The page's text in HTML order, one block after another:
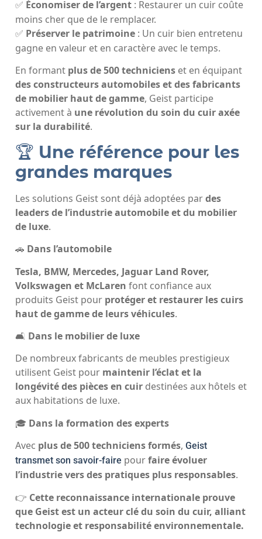
✅ Économiser de l’argent : Restaurer un cuir coûte
moins cher que de le remplacer.
✅ Préserver le patrimoine : Un cuir bien entretenu
gagne en valeur et en caractère avec le temps.
En formant plus de 500 techniciens et en équipant
des constructeurs automobiles et des fabricants
de mobilier haut de gamme, Geist participe
activement à une révolution du soin du cuir axée
sur la durabilité.
🏆 Une référence pour les
grandes marques
Les solutions Geist sont déjà adoptées pardes
leaders de l’industrie automobile et du mobilier
de luxe.
🚗 Dans l’automobile
Tesla, BMW, Mercedes, Jaguar Land Rover,
Volkswagen et McLaren font confiance aux
produits Geist pour protéger et restaurer les cuirs
haut de gamme de leurs véhicules.
🛋 Dans le mobilier de luxe
De nombreux fabricants de meubles prestigieux
utilisent Geist pour maintenir l’éclat et la
longévité des pièces en cuir destinées aux hôtels et
aux habitations de luxe.
🎓 Dans la formation des experts
Avec plus de 500 techniciens formés, Geist
transmet son savoir-faire pourfaire évoluer
l’industrie vers des pratiques plus responsables.
👉 Cette reconnaissance internationale prouve
que Geist est un acteur clé du soin du cuir, alliant
technologie et responsabilité environnementale.